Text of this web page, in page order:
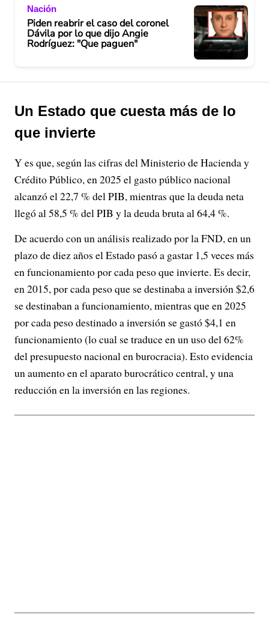
Nación
Piden reabrir el caso del coronel
Dávila por lo que dijo Angie
Rodríguez: "Que paguen"
Un Estado que cuesta más de lo
que invierte
Y es que, según las cifras del Ministerio de Hacienda y
Crédito Público, en 2025 el gasto público nacional
alcanzó el 22,7 % del PIB, mientras que la deuda neta
llegó al 58,5 % del PIB y la deuda bruta al 64,4 %.
De acuerdo con un análisis realizado por la FND, en un
plazo de diez años el Estado pasó a gastar 1,5 veces más
en funcionamiento por cada peso que invierte. Es decir,
en 2015, por cada peso que se destinaba a inversión $2,6
se destinaban a funcionamiento, mientras que en 2025
por cada peso destinado a inversión se gastó $4,1 en
funcionamiento (lo cual se traduce en un uso del 62%
del presupuesto nacional en burocracia). Esto evidencia
un aumento en el aparato burocrático central, y una
reducción en la inversión en las regiones.